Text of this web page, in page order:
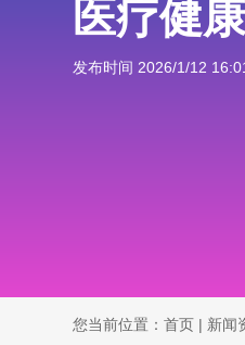
医疗健
发布时间 2026/1/12
您当前位置：首页 | 新闻